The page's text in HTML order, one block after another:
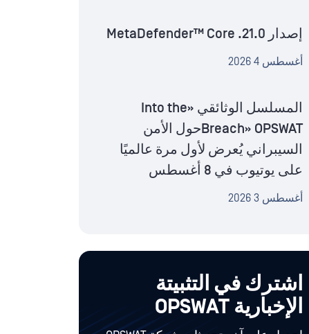
إصدار MetaDefender™ Core .21.0
أغسطس 4 2026
المسلسل الوثائقي «Into the
Breach» OPSWATحول الأمن
السيبراني يُعرض لأول مرة عالميًا
على يوتيوب في 8 أغسطس
أغسطس 3 2026
اشترك في التثبيتة
الإخبارية OPSWAT